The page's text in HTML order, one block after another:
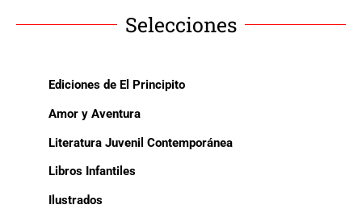
Selecciones
Ediciones de El Principito
Amor y Aventura
Literatura Juvenil Contemporánea
Libros Infantiles
Ilustrados